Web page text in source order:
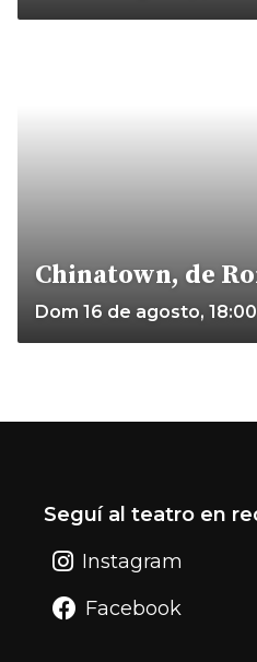
Chinatown, de
Dom 16 de agosto, 18:00
Seguí al teatro en
Instagram
Facebook